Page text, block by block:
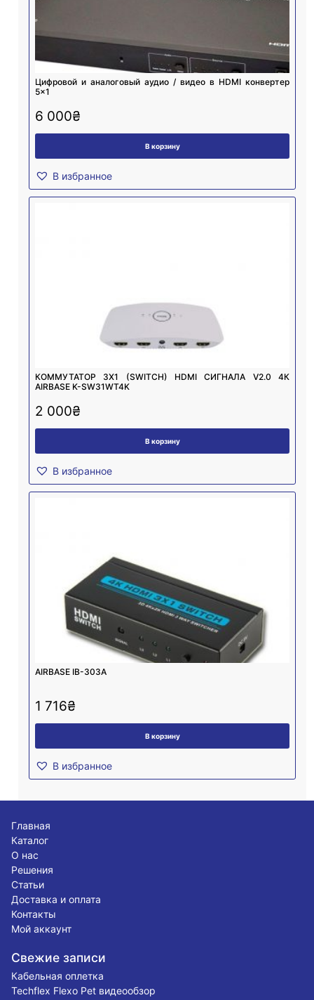
Цифровой и аналоговый аудио / видео в HDMI конвертер
5×1
6 000₴
В корзину
В избранное
КОММУТАТОР 3X1 (SWITCH) HDMI СИГНАЛА V2.0 4К
AIRBASE K-SW31WT4K
2 000₴
В корзину
В избранное
AIRBASE IB-303A
1 716₴
В корзину
В избранное
Главная
Каталог
О нас
Решения
Статьи
Доставка и оплата
Контакты
Мой аккаунт
Свежие записи
Кабельная оплетка
Techflex Flexo Pet видеообзор